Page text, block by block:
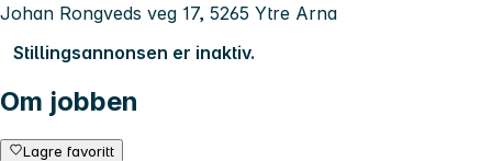
Johan Rongveds veg 17, 5265 Ytre Arna
Stillingsannonsen er inaktiv.
Om jobben
Lagre favoritt